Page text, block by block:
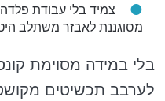
צמיד בלי עבודת פלדה
מסוגננת לאבזר משתלב
בלי במידה מסוימת
לערבב תכשיטים